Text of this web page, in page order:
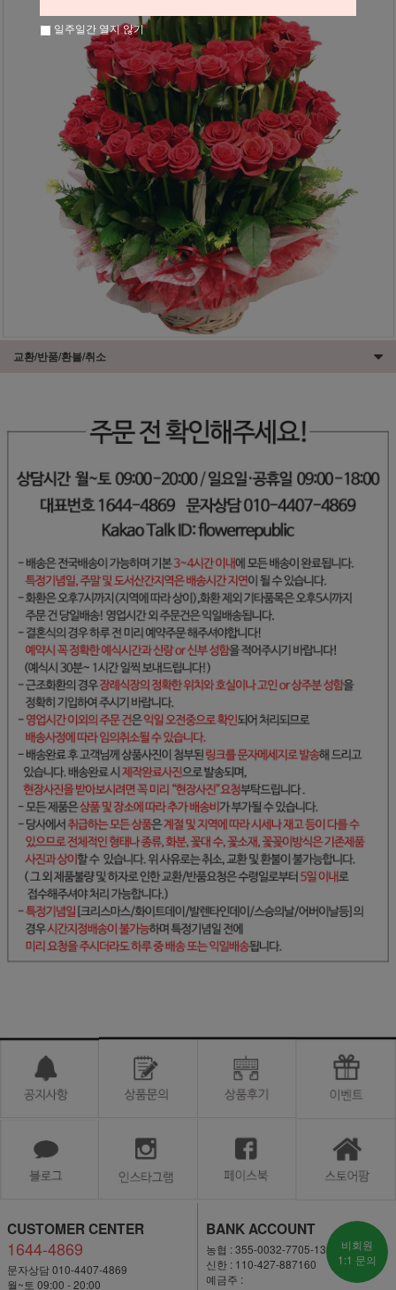
교환/반품/환불/취소
CUSTOMER CENTER
1644-4869
문자상담 010-4407-4869
월~토 09:00 - 20:00
BANK ACCOUNT
농협 : 355-0032-7705-13
신한 : 110-427-887160
예금주 :
비회원
1:1 문의
일주일간 열지 않기